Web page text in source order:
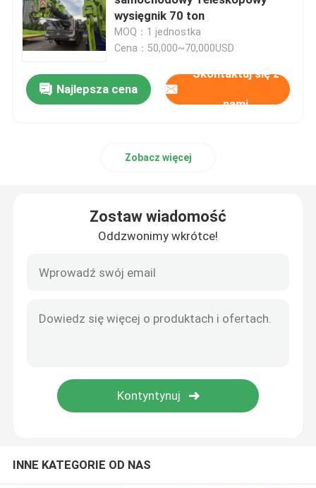
Używana pompa do przyczepy do betonu
Używana pompa do betonu
Odnowiony żuraw samochodowy
Odnowiona wiertnica obrotowa
wysięgnik 70 ton
MOQ：1 jednostka
Cena：50,000~70,000USD
Najlepsza cena
Skontaktuj się z
nami
Zobacz więcej
Zostaw wiadomość
Oddzwonimy wkrótce!
INNE KATEGORIE OD NAS